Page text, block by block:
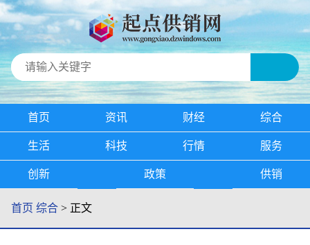
首页 资讯 财经 综合
生活 科技 行情 服务
创新 政策 供销
首页 综合 > 正文